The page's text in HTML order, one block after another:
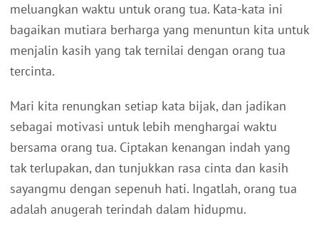
meluangkan waktu untuk orang tua. Kata-kata ini
bagaikan mutiara berharga yang menuntun kita untuk
menjalin kasih yang tak ternilai dengan orang tua
tercinta.
Mari kita renungkan setiap kata bijak, dan jadikan
sebagai motivasi untuk lebih menghargai waktu
bersama orang tua. Ciptakan kenangan indah yang
tak terlupakan, dan tunjukkan rasa cinta dan kasih
sayangmu dengan sepenuh hati. Ingatlah, orang tua
adalah anugerah terindah dalam hidupmu.